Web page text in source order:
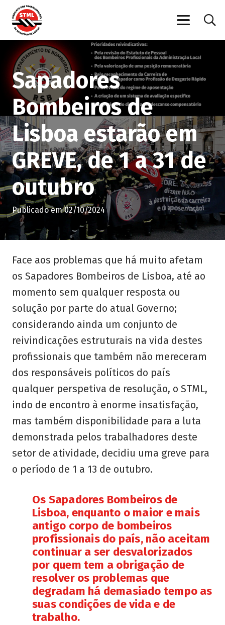
Sapadores
Bombeiros de
Lisboa estarão em
GREVE, de 1 a 31 de
outubro
Publicado em02/10/2024
Face aos problemas que há muito afetam
os Sapadores Bombeiros de Lisboa, até ao
momento sem qualquer resposta ou
solução por parte do atual Governo;
considerando ainda um conjunto de
reivindicações estruturais na vida destes
profissionais que também não mereceram
dos responsáveis políticos do país
qualquer perspetiva de resolução, o STML,
indo de encontro à enorme insatisfação,
mas também disponibilidade para a luta
demonstrada pelos trabalhadores deste
setor de atividade, decidiu uma greve para
o período de 1 a 13 de outubro.
Os Sapadores Bombeiros de
Lisboa, enquanto o maior e mais
antigo corpo de bombeiros
profissionais do país, não aceitam
continuar a ser desvalorizados
por quem tem a obrigação de
resolver os problemas que
degradam há demasiado tempo as
suas condições de vida e de
trabalho.